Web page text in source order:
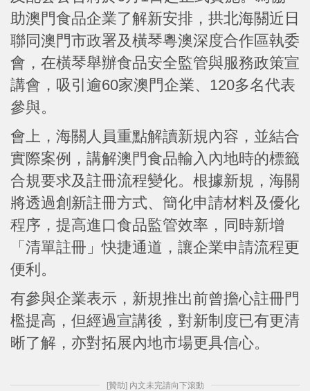
助澳門食品企業了解新安排，拱北海關近日
聯同澳門市政署及橫琴粵澳深度合作區執委
會，在橫琴舉辦食品安全監管與服務政策宣
講會，吸引逾60家澳門企業、120多名代表
參與。
會上，海關人員重點解讀新規內容，並結合
實際案例，講解澳門食品輸入內地時的標籤
合規要求及註冊流程變化。根據新規，海關
將透過創新註冊方式、簡化申請材料及優化
程序，提高進口食品監管效率，同時新增
「清單註冊」快捷通道，讓企業申請流程更
便利。
有參與企業表示，新規推出前曾擔心註冊門
檻提高，但經過宣講後，對新制度已有更清
晰了解，亦對拓展內地市場更具信心。
[贊助] 內文未完請向下滾動